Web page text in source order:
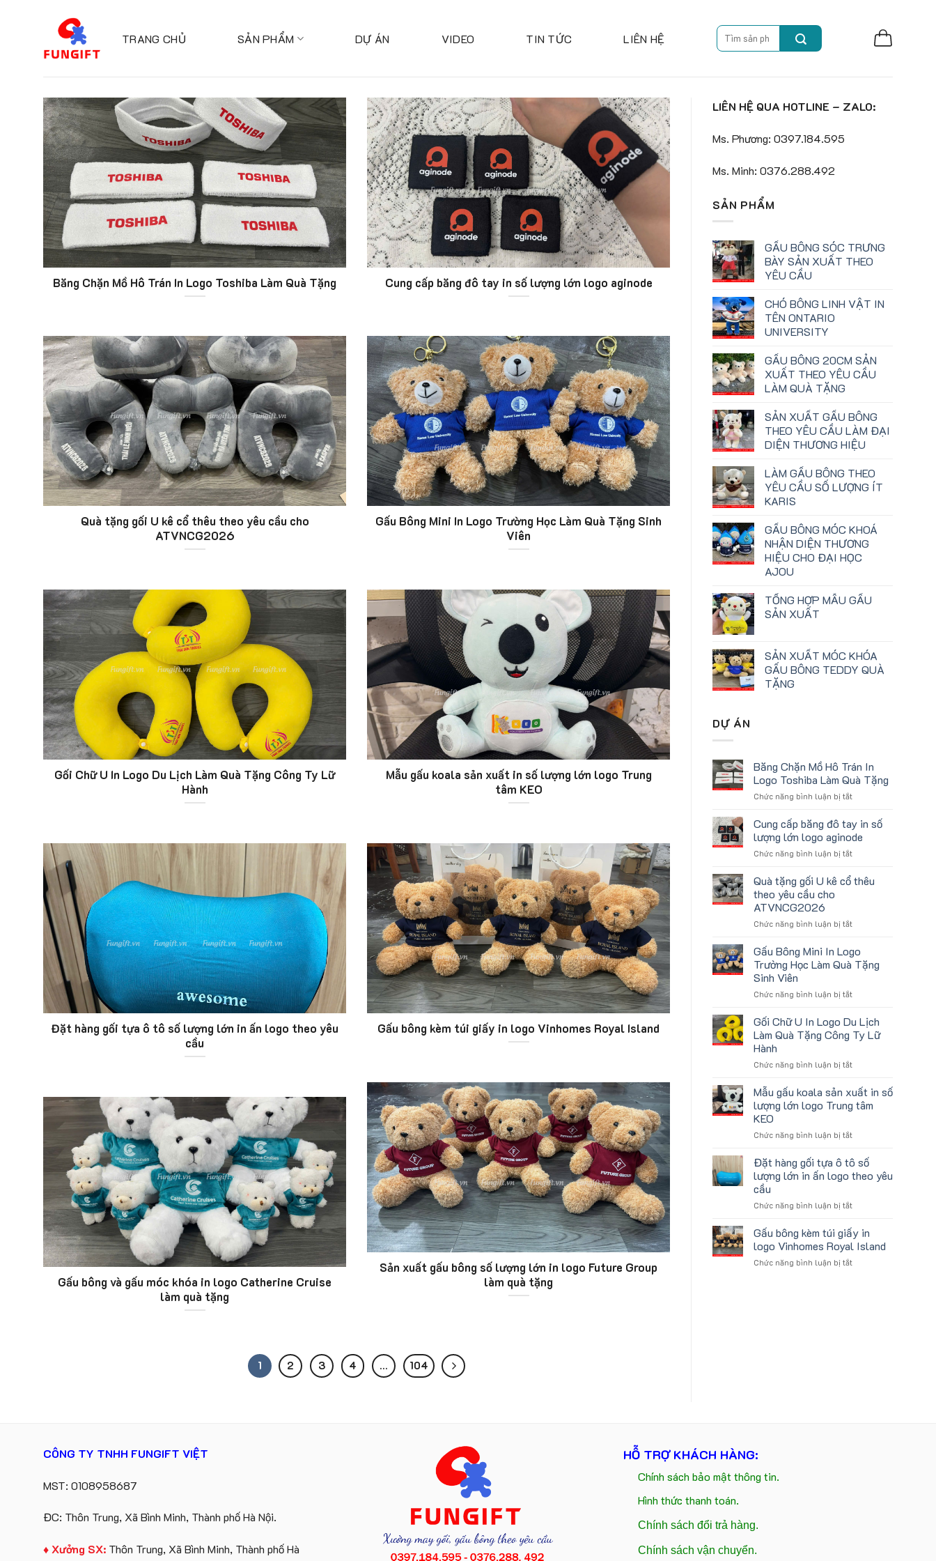
TRANG CHỦ SẢN PHẨM DỰ ÁN VIDEO TIN TỨC LIÊN HỆ
Search
for:
Băng Chặn Mồ Hô Trán In Logo Toshiba Làm Quà Tặng Cung cấp băng đô tay in số lượng lớn logo aginode
Quà tặng gối U kê cổ thêu theo yêu cầu cho
ATVNCG2026
Gấu Bông Mini In Logo Trường Học Làm Quà Tặng Sinh
Viên
Gối Chữ U In Logo Du Lịch Làm Quà Tặng Công Ty Lữ
Hành
Mẫu gấu koala sản xuất in số lượng lớn logo Trung
tâm KEO
Đặt hàng gối tựa ô tô số lượng lớn in ấn logo theo yêu
cầu
Gấu bông kèm túi giấy in logo Vinhomes Royal Island
Sản xuất gấu bông số lượng lớn in logo Future Group
làm quà tặng
Gấu bông và gấu móc khóa in logo Catherine Cruise
làm quà tặng
1 2 3 4 … 104
LIÊN HỆ QUA HOTLINE – ZALO:
Ms. Phương: 0397.184.595
Ms. Minh: 0376.288.492
SẢN PHẨM
GẤU BÔNG SÓC TRƯNG
BÀY SẢN XUẤT THEO
YÊU CẦU
CHÓ BÔNG LINH VẬT IN
TÊN ONTARIO
UNIVERSITY
GẤU BÔNG 20CM SẢN
XUẤT THEO YÊU CẦU
LÀM QUÀ TẶNG
SẢN XUẤT GẤU BÔNG
THEO YÊU CẦU LÀM ĐẠI
DIỆN THƯƠNG HIỆU
LÀM GẤU BÔNG THEO
YÊU CẦU SỐ LƯỢNG ÍT
KARIS
GẤU BÔNG MÓC KHOÁ
NHẬN DIỆN THƯƠNG
HIỆU CHO ĐẠI HỌC
AJOU
TỔNG HỢP MẪU GẤU
SẢN XUẤT
SẢN XUẤT MÓC KHÓA
GẤU BÔNG TEDDY QUÀ
TẶNG
DỰ ÁN
Băng Chặn Mồ Hô Trán In
Logo Toshiba Làm Quà Tặng
Chức năng bình luận bị tắtở
Chặn
Mồ
Hô
Trán
Logo
Tặng
Cung cấp băng đô tay in số
lượng lớn logo aginode
Chức năng bình luận bị tắtở
cấp
băng
in
lớn
logo
Quà tặng gối U kê cổ thêu
theo yêu cầu cho
ATVNCG2026
Chức năng bình luận bị tắtở
gối
cổ
theo
yêu
cầu
ATVNCG2026
Gấu Bông Mini In Logo
Trường Học Làm Quà Tặng
Sinh Viên
Chức năng bình luận bị tắtở
Bông
Mini
In
Trường
Làm
Quà
Tặng
Viên
Gối Chữ U In Logo Du Lịch
Làm Quà Tặng Công Ty Lữ
Hành
Chức năng bình luận bị tắtở
Chữ
U
In
Du
Làm
Quà
Tặng
Ty
Hành
Mẫu gấu koala sản xuất in số
lượng lớn logo Trung tâm
KEO
Chức năng bình luận bị tắtở
gấu
koala
sản
in
lượng
lớn
logo
Trung
Đặt hàng gối tựa ô tô số
lượng lớn in ấn logo theo yêu
cầu
Chức năng bình luận bị tắtở
hàng
gối
tựa
ô
Gấu bông kèm túi giấy in
logo Vinhomes Royal Island
Chức năng bình luận bị tắtở
CÔNG TY TNHH FUNGIFT VIỆT
MST: 0108958687
ĐC: Thôn Trung, Xã Bình Minh, Thành phố Hà Nội.
♦ Xưởng SX: Thôn Trung, Xã Bình Minh, Thành phố Hà
HỖ TRỢ KHÁCH HÀNG:
Chính sách bảo mật thông tin.
Hình thức thanh toán.
Chính sách đổi trả hàng.
Chính sách vận chuyển.